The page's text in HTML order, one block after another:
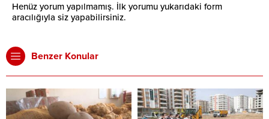
Henüz yorum yapılmamış. İlk yorumu yukarıdaki form
aracılığıyla siz yapabilirsiniz.
Benzer Konular